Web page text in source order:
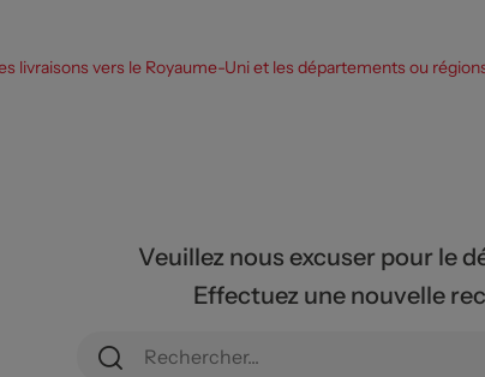
livraisons vers le Royaume-Uni et les départements ou
Veuillez nous excuser pour le
Effectuez une nouvelle